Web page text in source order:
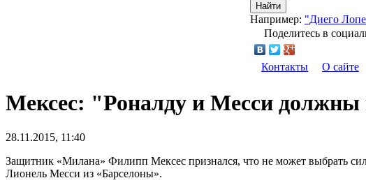
Найти
Например: "Диего
Поделитесь в
Контакты О сайте
Мексес: "Роналду и Месси должны
28.11.2015, 11:40
Защитник «Милана» Филипп Мексес признался, что не может выбрать
Лионель Месси из «Барселоны».